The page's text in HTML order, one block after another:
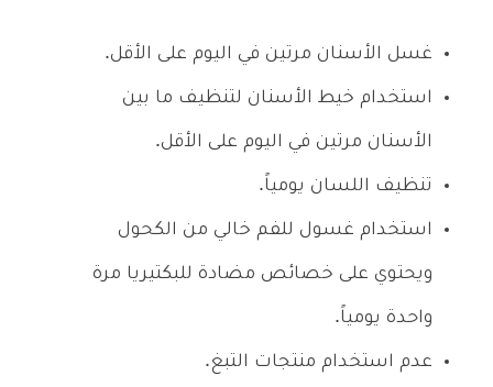
غسل الأسنان مرتين في اليوم على الأقل.
استخدام خيط الأسنان لتنظيف ما بين
الأسنان مرتين في اليوم على الأقل.
تنظيف اللسان يومياً.
استخدام غسول للفم خالي من الكحول
ويحتوي على خصائص مضادة للبكتيريا مرة
واحدة يومياً.
عدم استخدام منتجات التبغ.